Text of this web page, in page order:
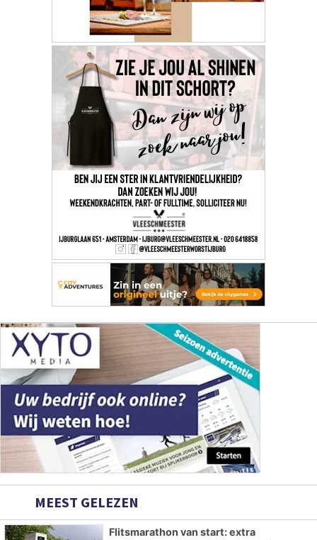
MEEST GELEZEN
Flitsmarathon van start: extra